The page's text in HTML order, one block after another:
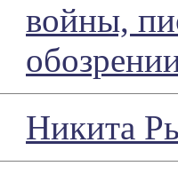
войны,
Никита